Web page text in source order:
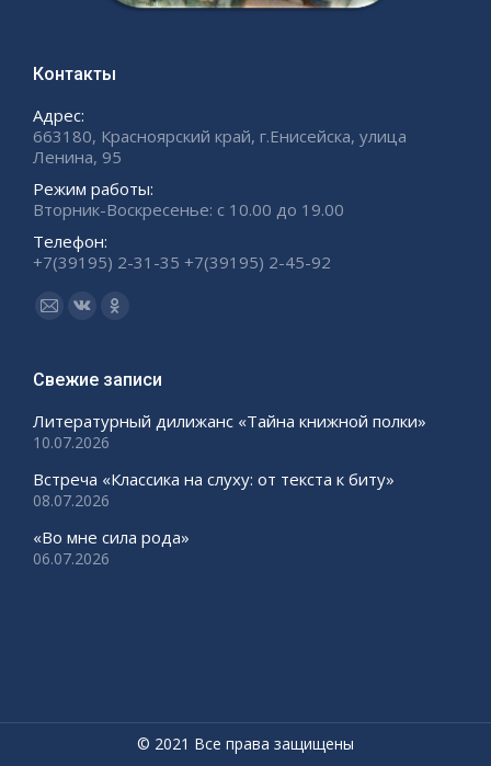
Контакты
Адрес:
663180, Красноярский край, г.Енисейска, улица
Ленина, 95
Режим работы:
Вторник-Воскресенье: с 10.00 до 19.00
Телефон:
+7(39195) 2-31-35 +7(39195) 2-45-92
Ищите нас:
Страница
открывается
новом
Страница
открывается
новом
Страница
открывается
новом
Свежие записи
Литературный дилижанс «Тайна книжной полки»
10.07.2026
Встреча «Классика на слуху: от текста к биту»
08.07.2026
«Во мне сила рода»
06.07.2026
© 2021 Все права защищены